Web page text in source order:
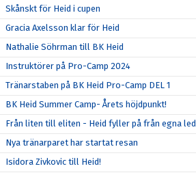
Skånskt för Heid i cupen
Gracia Axelsson klar för Heid
Nathalie Söhrman till BK Heid
Instruktörer på Pro-Camp 2024
Tränarstaben på BK Heid Pro-Camp DEL 1
BK Heid Summer Camp- Årets höjdpunkt!
Från liten till eliten - Heid fyller på från egna led
Nya tränarparet har startat resan
Isidora Zivkovic till Heid!